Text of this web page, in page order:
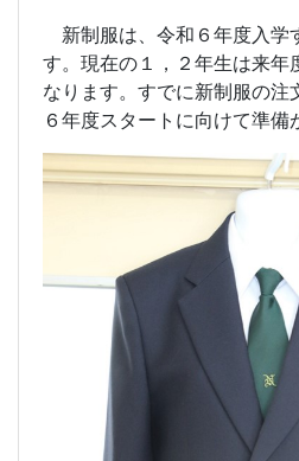
新制服は、令和６年度入学
す。現在の１，２年生は来年
なります。すでに新制服の注
６年度スタートに向けて準備